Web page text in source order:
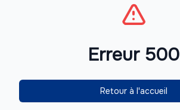
Erreur 500
Retour à l'accueil